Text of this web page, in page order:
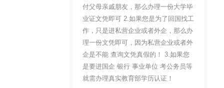
付父母亲戚朋友，那么办理一份大学毕
业证文凭即可 2.如果您是为了回国找工
作，只是进私营企业或者外企，那么办
理一份文凭即可，因为私营企业或者外
企是不能 查询文凭真假的！ 3.如果您
是要进国企 银行 事业单位 考公务员等
就需办理真实教育部学历认证！